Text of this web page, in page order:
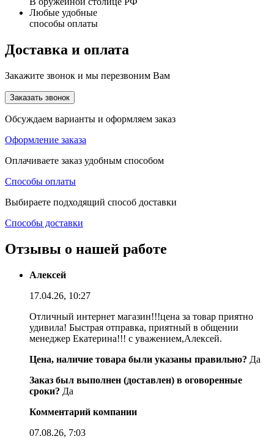
Любые удобные
способы оплаты
Доставка и оплата
Закажите звонок и мы перезвоним Вам
Заказать звонок
Обсуждаем варианты и оформляем заказ
Оформление заказа
Оплачиваете заказ удобным способом
Способы оплаты
Выбираете подходящий способ доставки
Способы доставки
Отзывы о нашей работе
Алексей
17.04.26, 10:27
Отличный интернет магазин!!!цена за товар приятно
удивила! Быстрая отправка, приятный в общении
менеджер Екатерина!!! с уважением,Алексей.
Цена, наличие товара были указаны правильно? Да
Заказ был выполнен (доставлен) в оговоренные
сроки? Да
Комментарий компании
07.08.26, 7:03